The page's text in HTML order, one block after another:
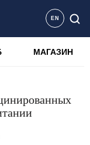
EN
МАГАЗИН